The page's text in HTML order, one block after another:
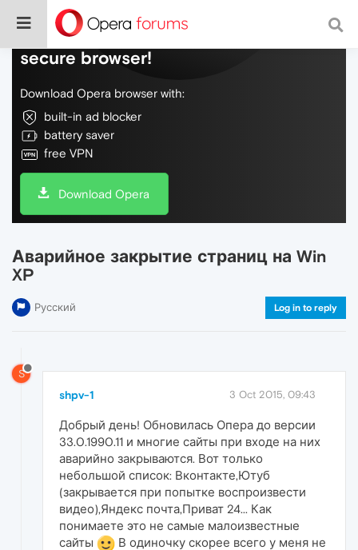
Do more on the web, with a fast and
secure browser!
Download Opera browser with:
built-in ad blocker
battery saver
free VPN
Download Opera
Аварийное закрытие страниц на Win
XP
Русский Log in to reply
S
shpv-1 3 Oct 2015, 09:43
Добрый день! Обновилась Опера до версии
33.0.1990.11 и многие сайты при входе на них
аварийно закрываются. Вот только
небольшой список: Вконтакте,Ютуб
(закрывается при попытке воспроизвести
видео),Яндекс почта,Приват 24... Как
понимаете это не самые малоизвестные
сайты
В одиночку скорее всего у меня не